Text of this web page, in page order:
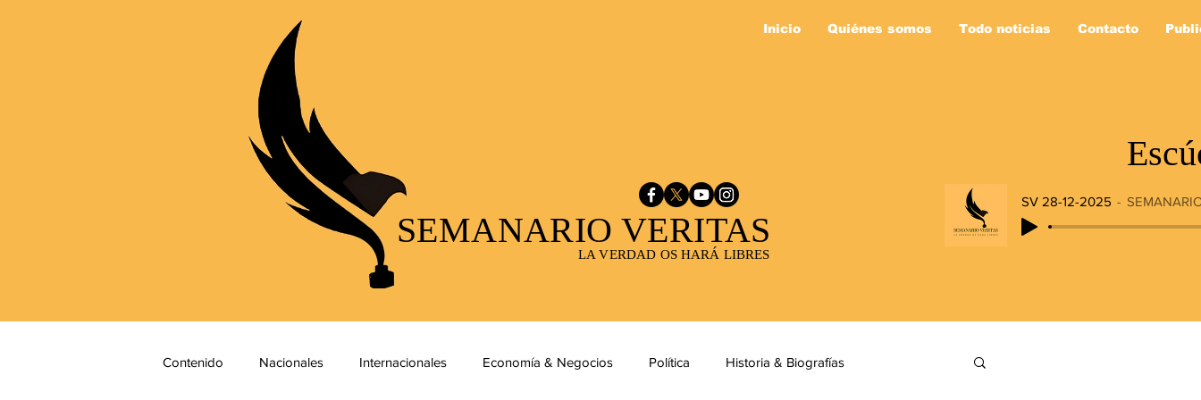
Inicio Quiénes somos Todo noticias Contacto
LA VERDAD OS HARÁ LIBRES
SEMANARIO VERITAS
SV 28-12-2025
Contenido Nacionales Internacionales Economía & Negocios Política Historia & Biografías